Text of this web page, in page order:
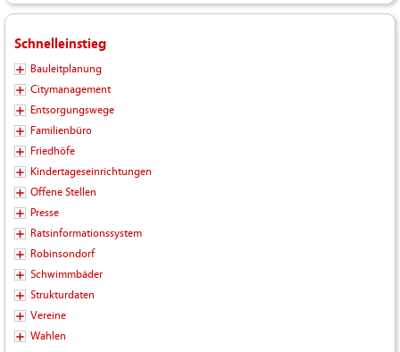
Schnelleinstieg
Bauleitplanung
Citymanagement
Entsorgungswege
Familienbüro
Friedhöfe
Kindertageseinrichtungen
Offene Stellen
Presse
Ratsinformationssystem
Robinsondorf
Schwimmbäder
Strukturdaten
Vereine
Wahlen